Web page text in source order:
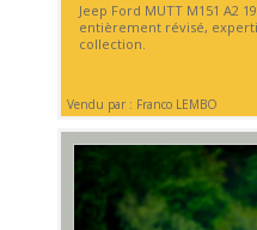
Jeep Ford MUTT M151 A2
entièrement révisé,
collection.
Vendu par : Franco LEMBO